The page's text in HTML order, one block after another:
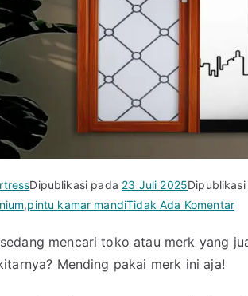
Dipublikasi pada 23 Juli 2025
,pintu kamar mandiTidak Ada Komentar
mencari toko atau merk yang
Mending pakai merk ini aja!